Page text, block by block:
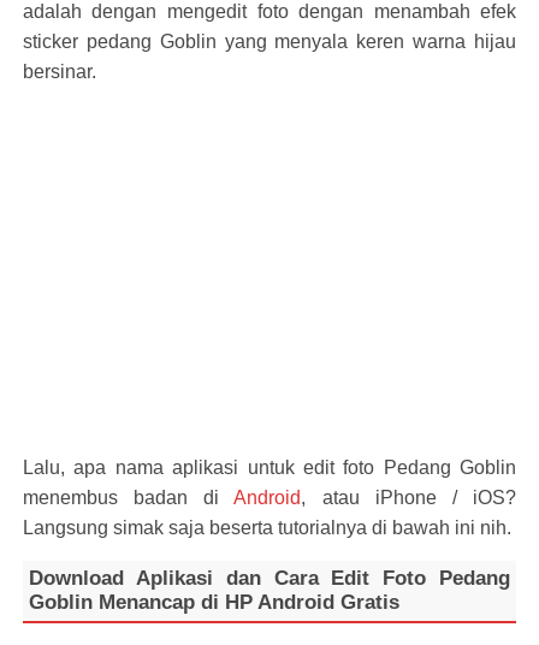
adalah dengan mengedit foto dengan menambah efek
sticker pedang Goblin yang menyala keren warna hijau
bersinar.
Lalu, apa nama aplikasi untuk edit foto Pedang Goblin
menembus badan diAndroid, atau iPhone / iOS?
Langsung simak saja beserta tutorialnya di bawah ini nih.
Download Aplikasi dan Cara Edit Foto Pedang
Goblin Menancap di HP Android Gratis